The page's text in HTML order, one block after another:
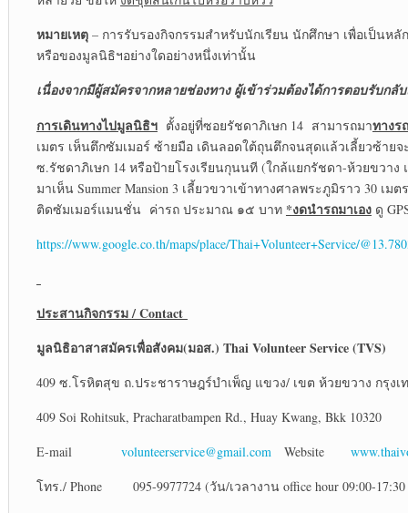
หมายเหตุ– การรับรองกิจกรรมสำหรับนักเรียน นักศึกษา เพื่อเป็น
หรือของมูลนิธิฯอย่างใดอย่างหนึ่งเท่านั้น
เนื่องจากมีผู้สมัครจากหลายช่องทาง ผู้เข้าร่วมต้องได้การตอบรับ
การเดินทางไปมูลนิธิฯตั้งอยู่ที่ซอยรัชดาภิเษก 14 สามารถมาทางร
เมตร เห็นตึกซัมเมอร์ ซ้ายมือ เดินลอดใต้ถุนตึกจนสุดแล้วเลี้ยวซ้า
ซ.รัชดาภิเษก 14 หรือป้ายโรงเรียนกุนนที (ใกล้แยกรัชดา-ห้วยขวา
มาเห็น Summer Mansion 3 เลี้ยวขวาเข้าทางศาลพระภูมิราว 30
ติดซัมเมอร์แมนชั่น ค่ารถ ประมาณ ๑๕ บาท *งดนำรถมาเองดู
https://www.google.co.th/maps/place/Thai+Volunteer+Service/
ประสานกิจกรรม/ Contact
มูลนิธิอาสาสมัครเพื่อสังคม(มอส.) Thai Volunteer Service (TVS)
409 ซ.โรหิตสุข ถ.ประชาราษฎร์บำเพ็ญ แขวง/ เขต ห้วยขวาง กรุงเ
409 Soi Rohitsuk, Pracharatbampen Rd., Huay Kwang, Bkk 10320
E-mail volunteerservice@gmail.com Website
โทร./ Phone 095-9977724 (วัน/เวลางาน office hour 09:00-